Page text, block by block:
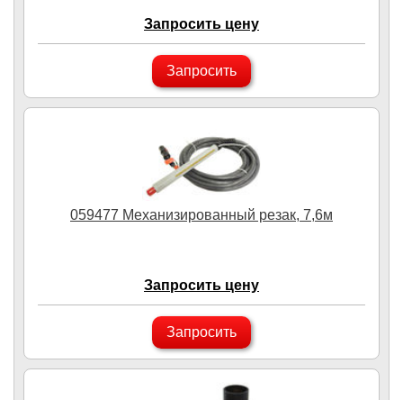
Запросить цену
Запросить
059477 Механизированный резак, 7,6м
Запросить цену
Запросить